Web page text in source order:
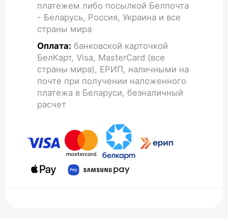
платежем либо посылкой Белпочта
- Беларусь, Россия, Украина и все
страны мира
Оплата: банковской карточкой
БелКарт, Visa, MasterCard (все
страны мира), ЕРИП, наличными на
почте при получении наложенного
платежа в Беларуси, безналичный
расчет